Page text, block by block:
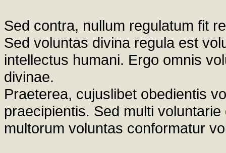
Sed contra, nullum regulatum fit
Sed voluntas divina regula est
intellectus humani. Ergo omnis
divinae.
Praeterea, cujuslibet obedientis
praecipientis. Sed multi
multorum voluntas conformatur